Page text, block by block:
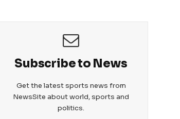
Subscribe to News
Get the latest sports news from
NewsSite about world, sports and
politics.